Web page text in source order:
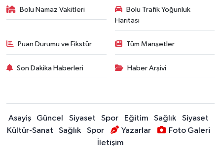
Bolu Namaz Vakitleri
Bolu Trafik Yoğunluk
Haritası
Puan Durumu ve Fikstür Tüm Manşetler
Son Dakika Haberleri Haber Arşivi
Asayiş Güncel Siyaset Spor Eğitim Sağlık
Siyaset
Kültür-Sanat
Sağlık Spor Yazarlar
Foto Galeri
İletişim